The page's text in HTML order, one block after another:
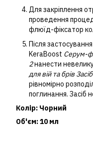
Для закріплення
проведення
флюїд-фіксатор
Після застосування
KeraBoost Серум-
2нанести невелику
для вій та брів
рівномірно
поглинання. Засіб
Колір: Чорний
Об'єм: 10 мл